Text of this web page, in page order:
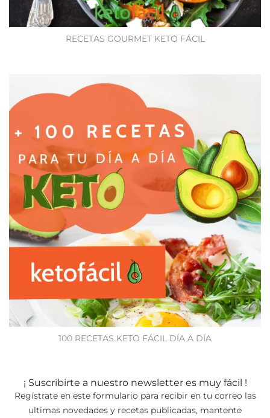
RECETAS GOURMET KETO FÁCIL
100 RECETAS KETO FÁCIL DÍA A DÍA
¡ Suscribirte a nuestro newsletter es muy fácil !
Regístrate en este formulario para recibir en tu correo las
ultimas novedades y recetas publicadas, mantente